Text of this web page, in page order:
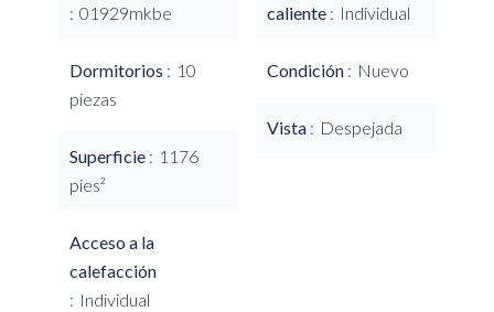
01929mkbe
Dormitorios
10
piezas
Superficie
1176
pies²
Acceso a la
calefacción
Individual
caliente
Individual
Condición Nuevo
Vista Despejada